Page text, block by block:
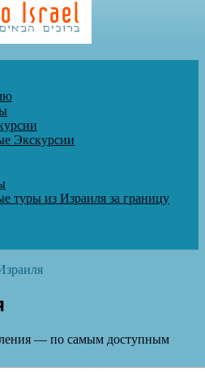
Экскурсии
туры из Израиля за границу
— по самым доступным